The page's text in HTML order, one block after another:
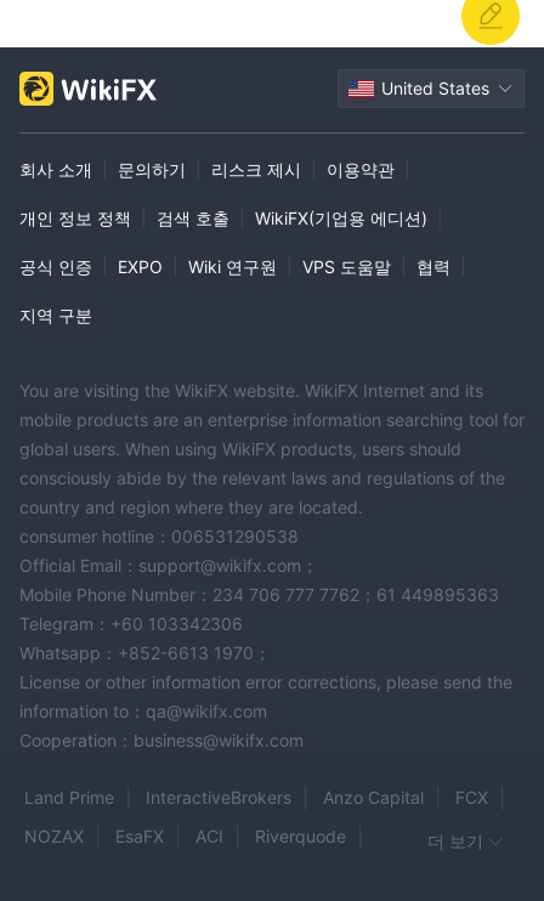
United States
회사 소개 문의하기 리스크 제시 이용약관
개인 정보 정책 검색 호출 WikiFX(기업용 에디션)
공식 인증 EXPO Wiki 연구원 VPS 도움말 협력
지역 구분
You are visiting the WikiFX website. WikiFX Internet and its
mobile products are an enterprise information searching tool for
global users. When using WikiFX products, users should
consciously abide by the relevant laws and regulations of the
country and region where they are located.
consumer hotline：006531290538
Official Email：support@wikifx.com；
Mobile Phone Number：234 706 777 7762；61 449895363
Telegram：+60 103342306
Whatsapp：+852-6613 1970；
License or other information error corrections, please send the
information to：qa@wikifx.com
Cooperation：business@wikifx.com
Land Prime InteractiveBrokers Anzo Capital
FCX
NOZAX
EsaFX ACI
Riverquode
더 보기